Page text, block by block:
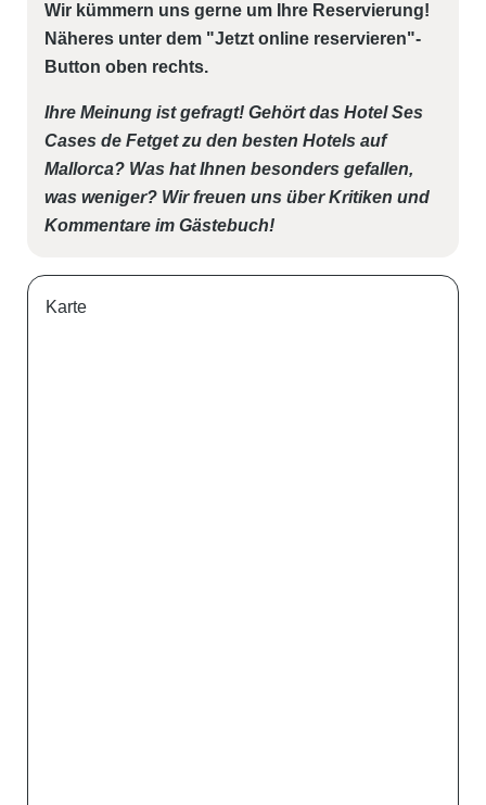
Wir kümmern uns gerne um Ihre Reservierung!
Näheres unter dem "Jetzt online reservieren"-
Button oben rechts.
Ihre Meinung ist gefragt! Gehört das Hotel Ses
Cases de Fetgetzu den besten Hotels auf
Mallorca? Was hat Ihnen besonders gefallen,
was weniger? Wir freuen uns über Kritiken und
Kommentare im Gästebuch!
Karte